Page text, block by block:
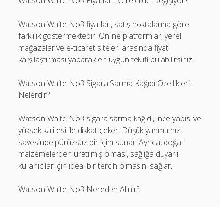
Watson White No3 fiyatları, satış noktalarına göre
farklılık göstermektedir. Online platformlar, yerel
mağazalar ve e-ticaret siteleri arasında fiyat
karşılaştırması yaparak en uygun teklifi bulabilirsiniz.
Watson White No3 Sigara Sarma Kağıdı Özellikleri
Nelerdir?
Watson White No3 sigara sarma kağıdı, ince yapısı ve
yüksek kalitesi ile dikkat çeker. Düşük yanma hızı
sayesinde pürüzsüz bir içim sunar. Ayrıca, doğal
malzemelerden üretilmiş olması, sağlığa duyarlı
kullanıcılar için ideal bir tercih olmasını sağlar.
Watson White No3 Nereden Alınır?